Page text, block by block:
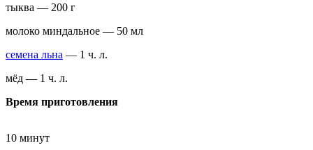
тыква — 200 г
молоко миндальное — 50 мл
семена льна — 1 ч. л.
мёд — 1 ч. л.
Время приготовления
10 минут